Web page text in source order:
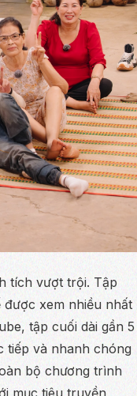
tích vượt trội. Tập
xem nhiều nhất
tập cuối dài gần 5
tiếp và nhanh chóng
bộ chương trình